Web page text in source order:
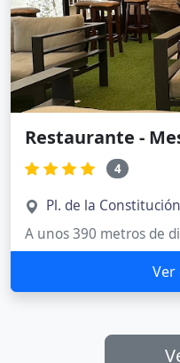
Restaurante -
4
Pl. de la
A unos 390 metros de
Ver